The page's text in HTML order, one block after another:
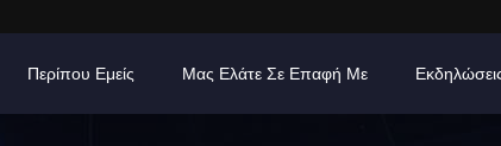
Περίπου Εμείς Μας Ελάτε Σε Επαφή Με